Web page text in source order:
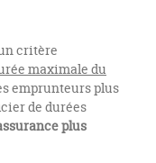
critère
maximale du
emprunteurs plus
de durées
plus